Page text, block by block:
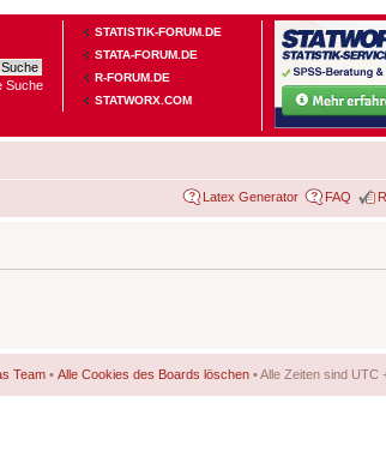
STATISTIK-FORUM.DE
STATA-FORUM.DE
R-FORUM.DE
STATWORX.COM
Suche
Latex Generator FAQ
Team • Alle Cookies des Boards löschen • Alle Zeiten sind UTC